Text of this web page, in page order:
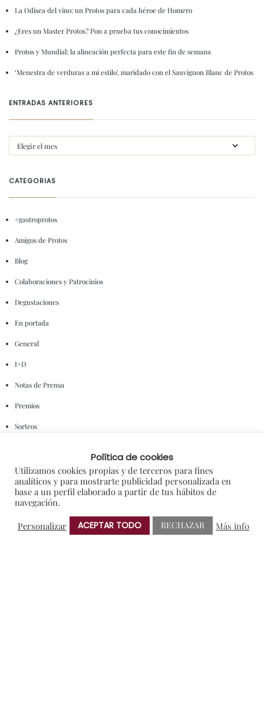
La Odisea del vino: un Protos para cada héroe de Homero
¿Eres un Master Protos? Pon a prueba tus conocimientos
Protos y Mundial: la alineación perfecta para este fin de semana
‘Menestra de verduras a mi estilo’, maridado con el Sauvignon Blanc de Protos
ENTRADAS ANTERIORES
CATEGORIAS
#gastroprotos
Amigos de Protos
Blog
Colaboraciones y Patrocinios
Degustaciones
En portada
General
I+D
Notas de Prensa
Premios
Sorteos
AMIGOS DE PROTOS
ENOTURISMO NOTAS DE PRENSA RIBERA DEL DUERO
Política de cookies
Utilizamos cookies propias y de terceros para fines
analíticos y para mostrarte publicidad personalizada en
base a un perfil elaborado a partir de tus hábitos de
navegación.
Personalizar
ACEPTAR TODO RECHAZAR Más info